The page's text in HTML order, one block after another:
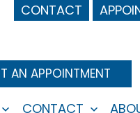
CONTACT
AN APPOINTMENT
CONTACT